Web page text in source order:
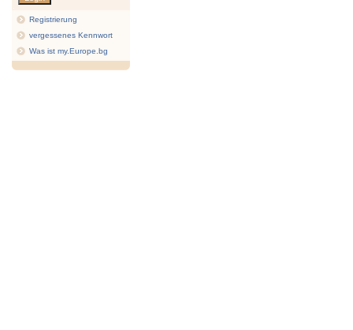
Registrierung
vergessenes Kennwort
Was ist my.Europe.bg